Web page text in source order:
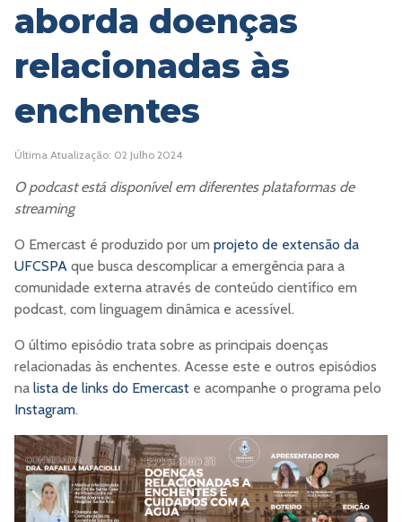
aborda doenças
relacionadas às
enchentes
Última Atualização: 02 Julho 2024
O podcast está disponível em diferentes plataformas de
streaming
O Emercast é produzido por um projeto de extensão da
UFCSPA que busca descomplicar a emergência para a
comunidade externa através de conteúdo científico em
podcast, com linguagem dinâmica e acessível.
O último episódio trata sobre as principais doenças
relacionadas às enchentes. Acesse este e outros episódios
na lista de links do Emercast e acompanhe o programa pelo
Instagram.